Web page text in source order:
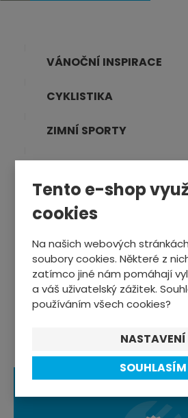
Tento e-shop
cookies
Na našich webových
soubory cookies. Některé z
zatímco jiné nám pomáhají
a váš uživatelský zážitek.
používáním všech cookies?
NASTAVENÍ
SOUHLASÍM
VÁNOČNÍ INSPIRACE
CYKLISTIKA
ZIMNÍ SPORTY
SPORTTESTERY
SPORTOVNÍ VÝŽIVA
OSTATNÍ SPORTY